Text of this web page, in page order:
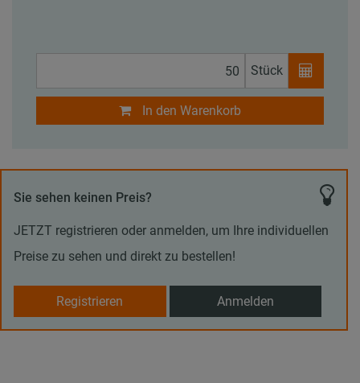
Stück
In den Warenkorb
Sie sehen keinen Preis?
JETZT registrieren oder anmelden, um Ihre individuellen
Preise zu sehen und direkt zu bestellen!
Registrieren Anmelden